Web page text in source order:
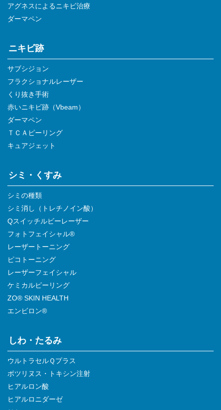
アグネスによるニキビ治療
ダーマペン
ニキビ跡
サブシジョン
フラクショナルレーザー
くり抜き手術
赤いニキビ跡（Vbeam）
ダーマペン
ＴＣＡピーリング
キュアジェット
シミ・くすみ
シミの種類
シミ消し（トレチノイン酸）
Qスイッチルビーレーザー
フォトフェイシャル®
レーザートーニング
ピコトーニング
レーザーフェイシャル
ケミカルピーリング
ZO® SKIN HEALTH
エンビロン®
しわ・たるみ
ウルトラセルＱプラス
ボツリヌス・トキシン注射
ヒアルロン酸
ヒアルロニダーゼ